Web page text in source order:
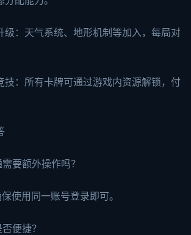
级：天气系统、地形机制等加入，每局对
技：所有卡牌可通过游戏内资源解锁，付
要额外操作吗？
使用同一账号登录即可。
便捷？